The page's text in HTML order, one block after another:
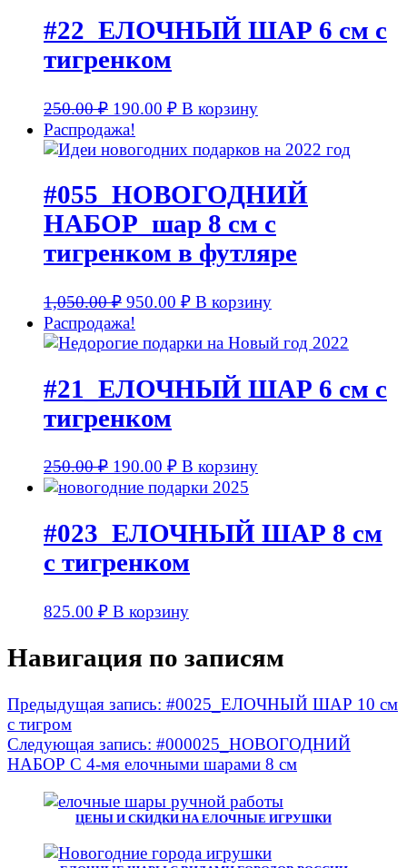
#22_ЕЛОЧНЫЙ ШАР 6 см с
тигренком
250.00₽ 190.00 ₽ В корзину
Распродажа!
#055_НОВОГОДНИЙ
НАБОР_шар 8 см с
тигренком в футляре
1,050.00₽ 950.00 ₽ В корзину
Распродажа!
#21_ЕЛОЧНЫЙ ШАР 6 см с
тигренком
250.00₽ 190.00 ₽ В корзину
#023_ЕЛОЧНЫЙ ШАР 8 см
с тигренком
825.00 ₽ В корзину
Навигация по записям
Предыдущая запись: #0025_ЕЛОЧНЫЙ ШАР 10 см
с тигром
Следующая запись: #000025_НОВОГОДНИЙ
НАБОР С 4-мя елочными шарами 8 см
ЦЕНЫ И СКИДКИ НА ЕЛОЧНЫЕ ИГРУШКИ